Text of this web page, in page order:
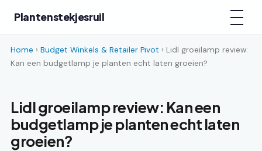
Plantenstekjesruil
Home › Budget Winkels & Retailer Pivot › Lidl groeilamp review:
Kan een budgetlamp je planten echt laten groeien?
Lidl groeilamp review: Kan een
budgetlamp je planten echt laten
groeien?